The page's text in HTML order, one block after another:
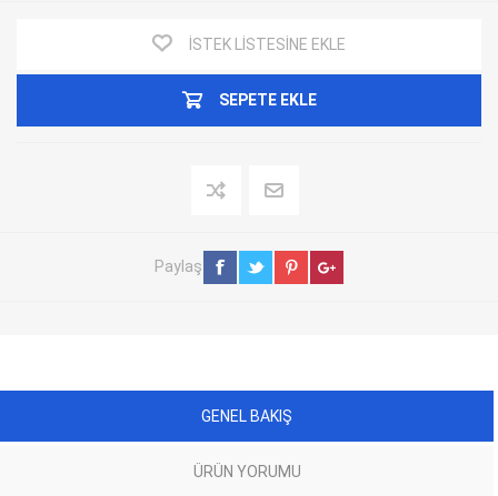
İSTEK LISTESINE EKLE
SEPETE EKLE
Paylaş
GENEL BAKIŞ
ÜRÜN YORUMU